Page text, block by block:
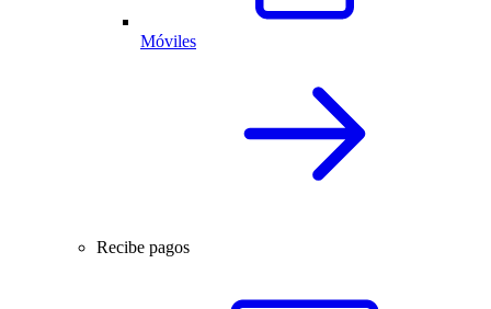
Móviles
Recibe pagos